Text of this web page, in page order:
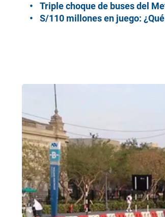
Triple choque de buses del
S/110 millones en juego: